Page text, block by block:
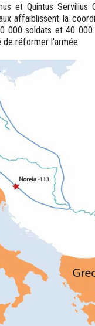
et Quintus Servilius
affaiblissent la
000 soldats et 40 000
de réformer l'armée.